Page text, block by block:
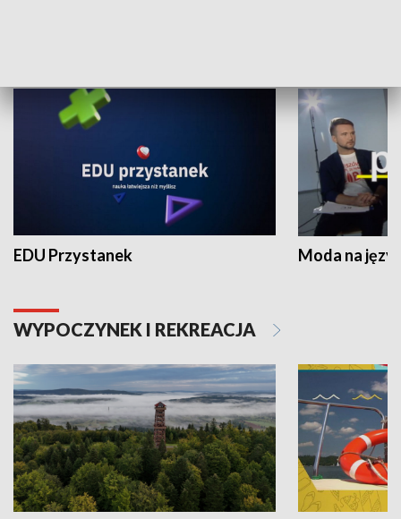
EDU Przystanek Moda na
WYPOCZYNEK I REKREACJA